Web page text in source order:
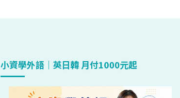
小資學外語｜英日韓 月付1000元起